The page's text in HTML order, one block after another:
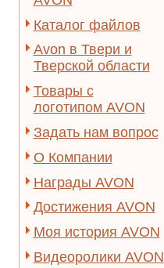
Каталог файлов
Avon в Твери и
Тверской области
Товары с
логотипом AVON
Задать нам вопрос
О Компании
Награды AVON
Достижения AVON
Моя история AVON
Видеоролики AVON